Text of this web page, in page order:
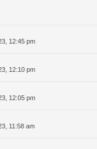
12:45 pm
12:10 pm
12:05 pm
11:58 am